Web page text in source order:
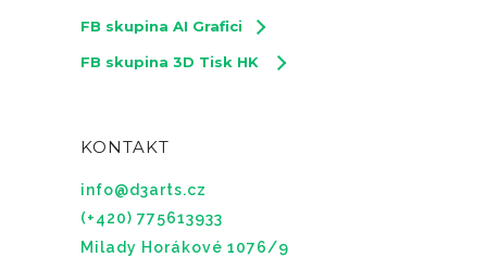
FB skupina AI Grafici
FB skupina 3D Tisk HK
KONTAKT
info@d3arts.cz
(+420) 775613933
Milady Horákové 1076/9